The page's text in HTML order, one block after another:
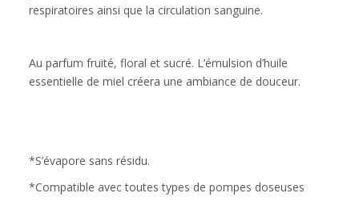
respiratoires ainsi que la circulation sanguine.
Au parfum fruité, floral et sucré. L’émulsion d’huile
essentielle de miel créera une ambiance de douceur.
*S’évapore sans résidu.
*Compatible avec toutes types de pompes doseuses